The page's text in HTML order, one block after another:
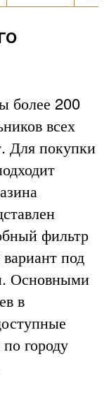
более 200
всех
Для покупки
фильтр
под
Основными
в
городу